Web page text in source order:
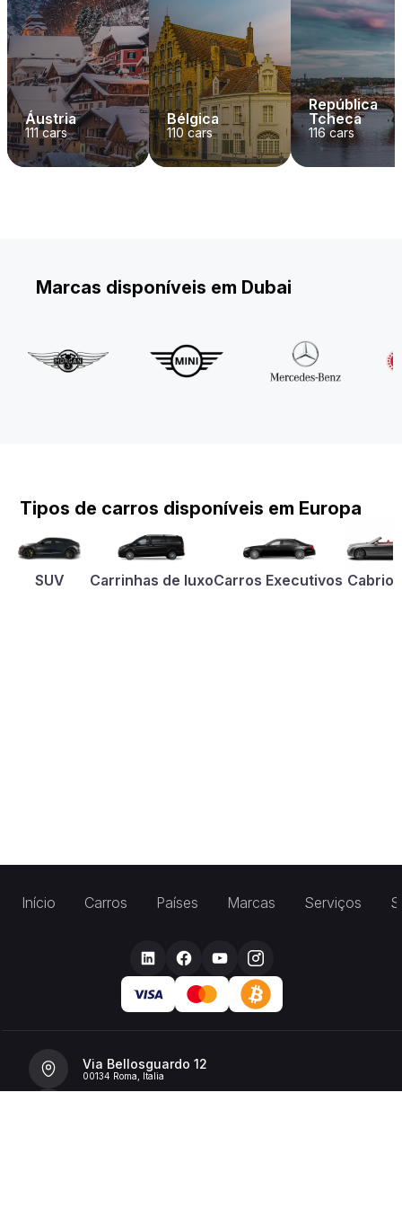
Áustria
111cars
Bélgica
110 cars
República
Tcheca
116cars
Marcas disponíveis em Dubai
Tipos de carros disponíveis em Europa
SUV Carrinhas de luxoCarros Executivos
Início Carros Países Marcas Serviços
Via Bellosguardo 12
00134 Roma, Italia